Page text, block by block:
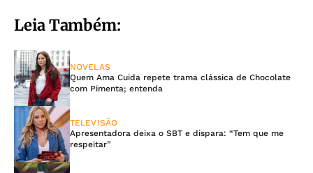
Leia Também:
NOVELAS
Quem Ama Cuida repete trama clássica de Chocolate
com Pimenta; entenda
TELEVISÃO
Apresentadora deixa o SBT e dispara: “Tem que me
respeitar”